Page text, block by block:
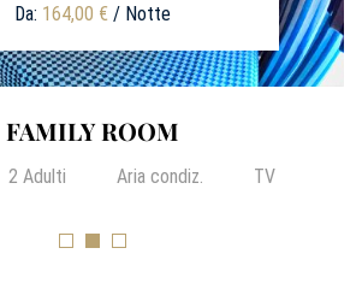
Da: 164,00 € / Notte
FAMILY ROOM
2 Adulti Aria condiz. TV